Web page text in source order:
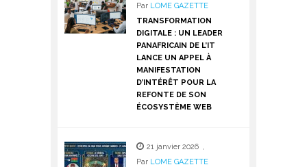
Par LOME GAZETTE
TRANSFORMATION
DIGITALE : UN LEADER
PANAFRICAIN DE L’IT
LANCE UN APPEL À
MANIFESTATION
D’INTÉRÊT POUR LA
REFONTE DE SON
ÉCOSYSTÈME WEB
21 janvier 2026
Par LOME GAZETTE